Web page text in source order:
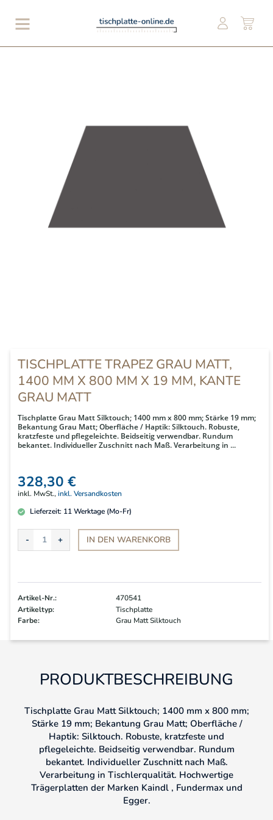
TISCHPLATTE TRAPEZ GRAU MATT,
1400 MM X 800 MM X 19 MM, KANTE
GRAU MATT
Tischplatte Grau Matt Silktouch; 1400 mm x 800 mm; Stärke 19 mm;
Bekantung Grau Matt; Oberfläche / Haptik: Silktouch. Robuste,
kratzfeste und pflegeleichte. Beidseitig verwendbar. Rundum
bekantet. Individueller Zuschnitt nach Maß. Verarbeitung in ...
328,30 €
inkl. MwSt.,inkl. Versandkosten
Lieferzeit: 11Werktage (Mo-Fr)
IN DEN WARENKORB
Artikel-Nr.:
470541
Artikeltyp:
Tischplatte
Farbe:
Grau Matt Silktouch
PRODUKTBESCHREIBUNG
Tischplatte Grau Matt Silktouch; 1400 mm x 800 mm;
Stärke 19 mm; Bekantung Grau Matt; Oberfläche /
Haptik: Silktouch. Robuste, kratzfeste und
pflegeleichte. Beidseitig verwendbar. Rundum
bekantet. Individueller Zuschnitt nach Maß.
Verarbeitung in Tischlerqualität. Hochwertige
Trägerplatten der Marken Kaindl , Fundermax und
Egger.